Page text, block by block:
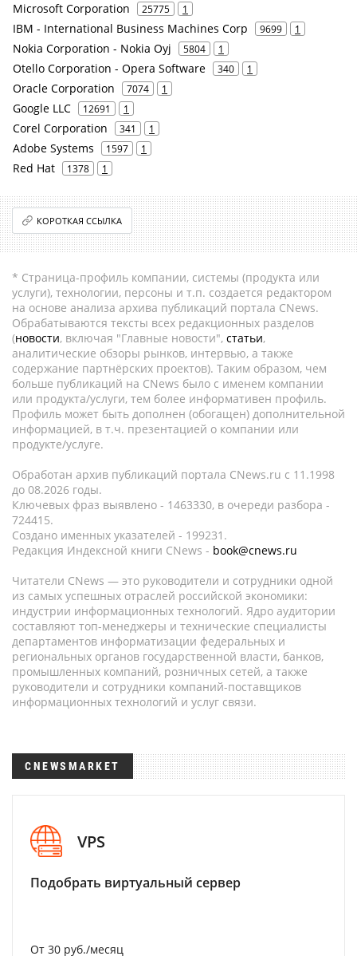
Microsoft Corporation 25775 1
IBM - International Business Machines Corp 9699 1
Nokia Corporation - Nokia Oyj 5804 1
Otello Corporation - Opera Software 340 1
Oracle Corporation 7074 1
Google LLC 12691 1
Corel Corporation 341 1
Adobe Systems 1597 1
Red Hat 1378 1
КОРОТКАЯ ССЫЛКА
* Страница-профиль компании, системы (продукта или
услуги), технологии, персоны и т.п. создается редактором
на основе анализа архива публикаций портала CNews.
Обрабатываются тексты всех редакционных разделов
(новости, включая "Главные новости", статьи,
аналитические обзоры рынков, интервью, а также
содержание партнёрских проектов). Таким образом, чем
больше публикаций на CNews было с именем компании
или продукта/услуги, тем более информативен профиль.
Профиль может быть дополнен (обогащен) дополнительной
информацией, в т.ч. презентацией о компании или
продукте/услуге.
Обработан архив публикаций портала CNews.ru c 11.1998
до 08.2026 годы.
Ключевых фраз выявлено - 1463330, в очереди разбора -
724415.
Создано именных указателей - 199231.
Редакция Индексной книги CNews - book@cnews.ru
Читатели CNews — это руководители и сотрудники одной
из самых успешных отраслей российской экономики:
индустрии информационных технологий. Ядро аудитории
составляют топ-менеджеры и технические специалисты
департаментов информатизации федеральных и
региональных органов государственной власти, банков,
промышленных компаний, розничных сетей, а также
руководители и сотрудники компаний-поставщиков
информационных технологий и услуг связи.
CNEWSMARKET
VPS
Подобрать виртуальный сервер
От 30 руб./месяц